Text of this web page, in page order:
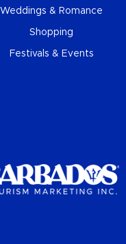
Weddings & Romance
Shopping
Festivals & Events